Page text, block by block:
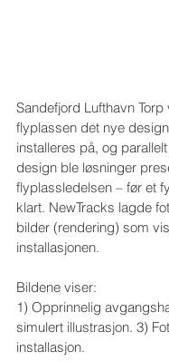
Sandefjord Lufthavn
flyplassen det nye
installeres på, og
design ble løsninger
flyplassledelsen – før et
klart. NewTracks lagde
bilder (rendering) som
installasjonen.
Bildene viser:
1) Opprinnelig
simulert illustrasjon. 3)
installasjon.